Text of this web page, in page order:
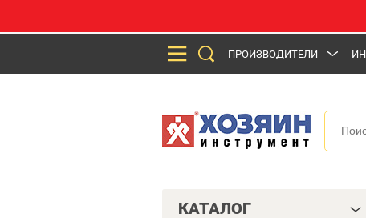
ПРОИЗВОДИТЕЛИ
КАТАЛОГ